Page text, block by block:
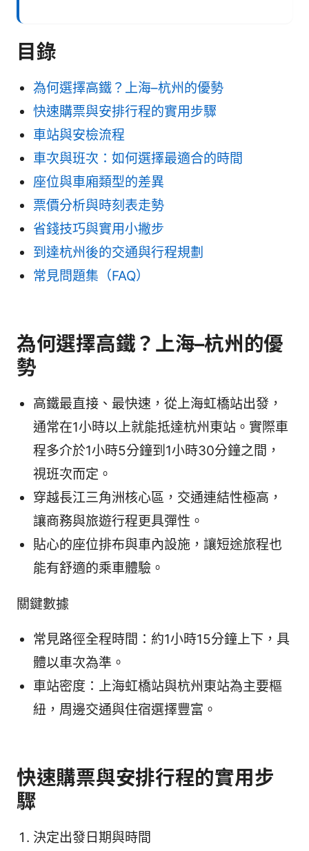
目錄
為何選擇高鐵？上海–杭州的優勢
快速購票與安排行程的實用步驟
車站與安檢流程
車次與班次：如何選擇最適合的時間
座位與車廂類型的差異
票價分析與時刻表走勢
省錢技巧與實用小撇步
到達杭州後的交通與行程規劃
常見問題集（FAQ）
為何選擇高鐵？上海–杭州的優
勢
高鐵最直接、最快速，從上海虹橋站出發，
通常在1小時以上就能抵達杭州東站。實際車
程多介於1小時5分鐘到1小時30分鐘之間，
視班次而定。
穿越長江三角洲核心區，交通連結性極高，
讓商務與旅遊行程更具彈性。
貼心的座位排布與車內設施，讓短途旅程也
能有舒適的乘車體驗。
關鍵數據
常見路徑全程時間：約1小時15分鐘上下，具
體以車次為準。
車站密度：上海虹橋站與杭州東站為主要樞
紐，周邊交通與住宿選擇豐富。
快速購票與安排行程的實用步
驟
決定出發日期與時間